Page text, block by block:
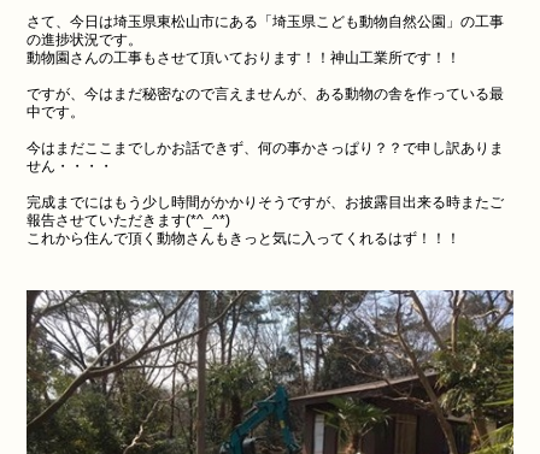
さて、今日は埼玉県東松山市にある「埼玉県こども動物自然公園」の工事
の進捗状況です。
動物園さんの工事もさせて頂いております！！神山工業所です！！
ですが、今はまだ秘密なので言えませんが、ある動物の舎を作っている最
中です。
今はまだここまでしかお話できず、何の事かさっぱり？？で申し訳ありま
せん・・・・
完成までにはもう少し時間がかかりそうですが、お披露目出来る時またご
報告させていただきます(*^_^*)
これから住んで頂く動物さんもきっと気に入ってくれるはず！！！